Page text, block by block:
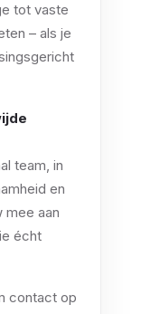
tot vaste
– als je
team, in
en
mee aan
écht
contact op